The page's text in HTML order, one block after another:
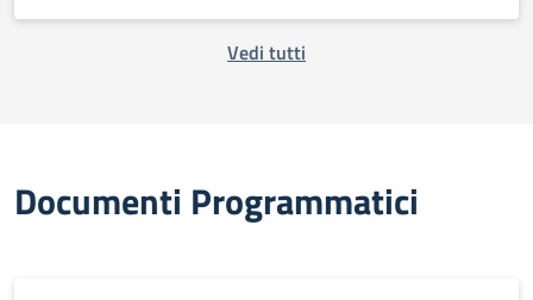
Vedi tutti
Documenti Programmatici